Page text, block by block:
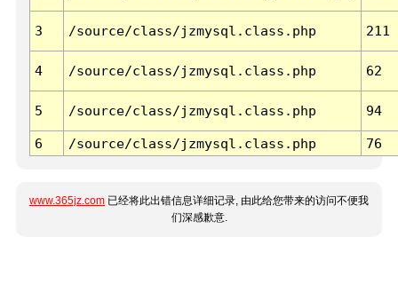
3 /source/class/jzmysql.class.php 211
4 /source/class/jzmysql.class.php 62
5 /source/class/jzmysql.class.php 94
6 /source/class/jzmysql.class.php 76
www.365jz.com 已经将此出错信息详细记录, 由此给您带来的访问不便我
们深感歉意.